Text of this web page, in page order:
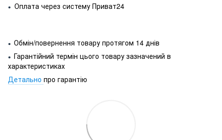
● Оплата через систему Приват24
● Обмін/повернення товару протягом 14 днів
● Гарантійний термін цього товару зазначений в
характеристиках
Детально про гарантію